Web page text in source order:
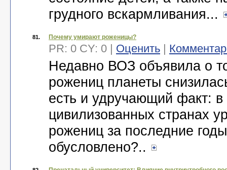
грудного вскармливания...
81. Почему умирают роженицы?
PR: 0 CY: 0 | Оценить |
Недавно ВОЗ объявила о
рожениц планеты
есть и удручающий факт: в
цивилизованных странах
рожениц за последние
обусловлено?..